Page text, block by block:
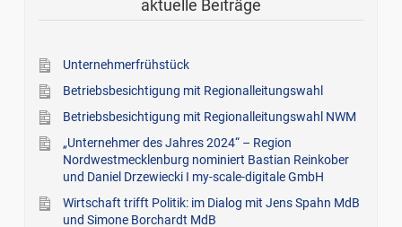
aktuelle Beiträge
Unternehmerfrühstück
Betriebsbesichtigung mit Regionalleitungswahl
Betriebsbesichtigung mit Regionalleitungswahl NWM
„Unternehmer des Jahres 2024“ – Region
Nordwestmecklenburg nominiert Bastian Reinkober
und Daniel Drzewiecki I my-scale-digitale GmbH
Wirtschaft trifft Politik: im Dialog mit Jens Spahn MdB
und Simone Borchardt MdB